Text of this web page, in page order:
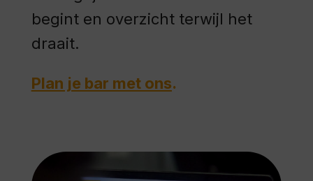
begint en overzicht terwijl het
draait.
Plan je bar met ons.